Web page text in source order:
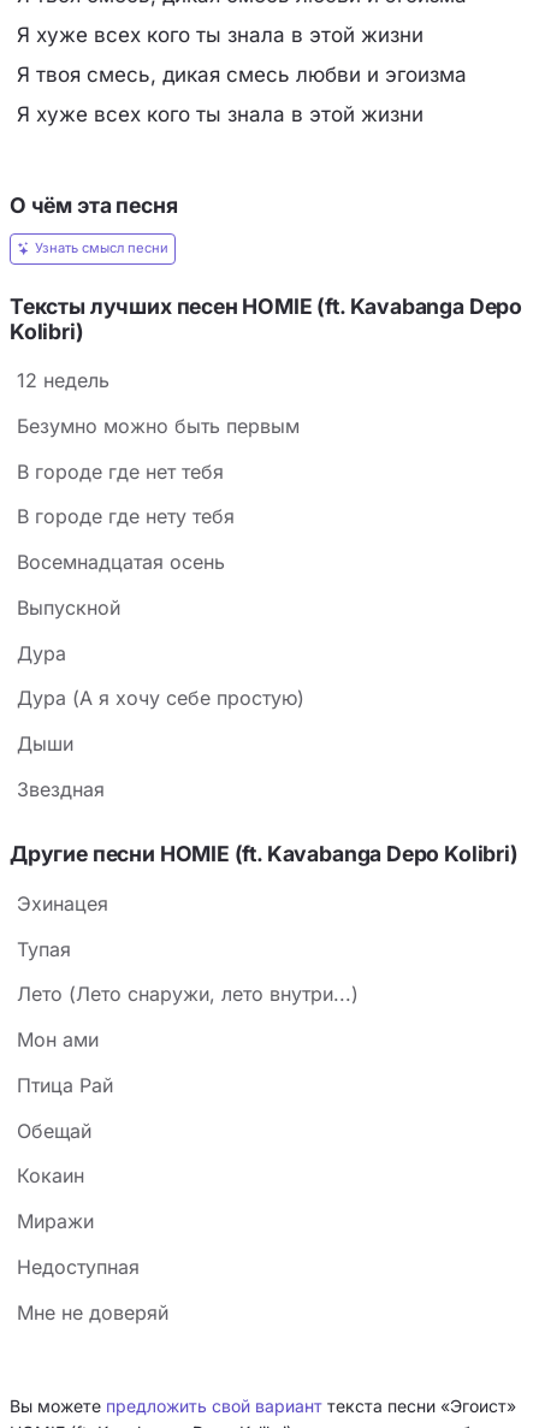
Я хуже всех кого ты знала в этой жизни
Я твоя смесь, дикая смесь любви и эгоизма
Я хуже всех кого ты знала в этой жизни
О чём эта песня
Узнать смысл песни
Тексты лучших песен HOMIE (ft. Kavabanga Depo
Kolibri)
12 недель
Безумно можно быть первым
В городе где нет тебя
В городе где нету тебя
Восемнадцатая осень
Выпускной
Дура
Дура (А я хочу себе простую)
Дыши
Звездная
Другие песни HOMIE (ft. Kavabanga Depo Kolibri)
Эхинацея
Тупая
Лето (Лето снаружи, лето внутри...)
Мон ами
Птица Рай
Обещай
Кокаин
Миражи
Недоступная
Мне не доверяй
Вы можете предложить свой вариант текста песни «Эгоист»